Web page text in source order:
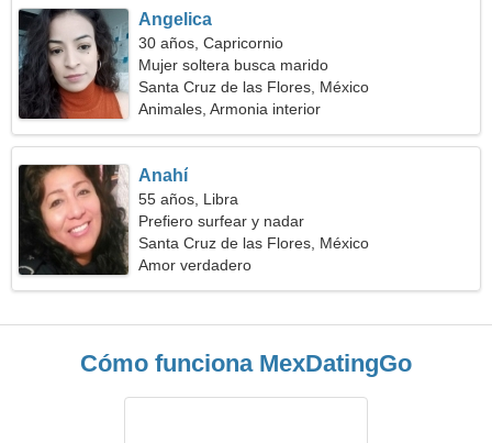
Angelica
30 años, Capricornio
Mujer soltera busca marido
Santa Cruz de las Flores, México
Animales, Armonia interior
Anahí
55 años, Libra
Prefiero surfear y nadar
Santa Cruz de las Flores, México
Amor verdadero
Cómo funciona MexDatingGo